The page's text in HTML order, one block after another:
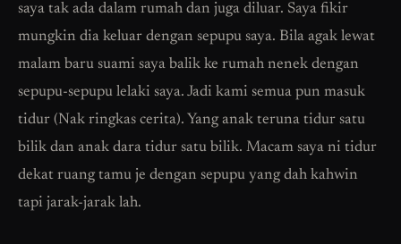
saya tak ada dalam rumah dan juga diluar. Saya fikir
mungkin dia keluar dengan sepupu saya. Bila agak lewat
malam baru suami saya balik ke rumah nenek dengan
sepupu-sepupu lelaki saya. Jadi kami semua pun masuk
tidur (Nak ringkas cerita). Yang anak teruna tidur satu
bilik dan anak dara tidur satu bilik. Macam saya ni tidur
dekat ruang tamu je dengan sepupu yang dah kahwin
tapi jarak-jarak lah.